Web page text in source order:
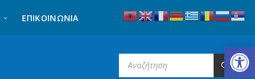
Ανοίξτε τη γραμμή εργαλείων
ΕΠΙΚΟΙΝΩΝΊΑ